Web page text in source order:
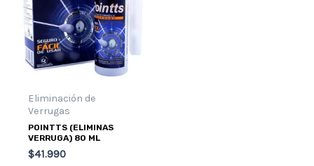
Eliminación de
Verrugas
POINTTS (ELIMINAS
VERRUGA) 80 ML
$41.990